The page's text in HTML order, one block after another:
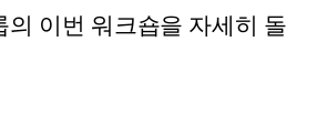
의 이번 워크숍을 자세히 돌